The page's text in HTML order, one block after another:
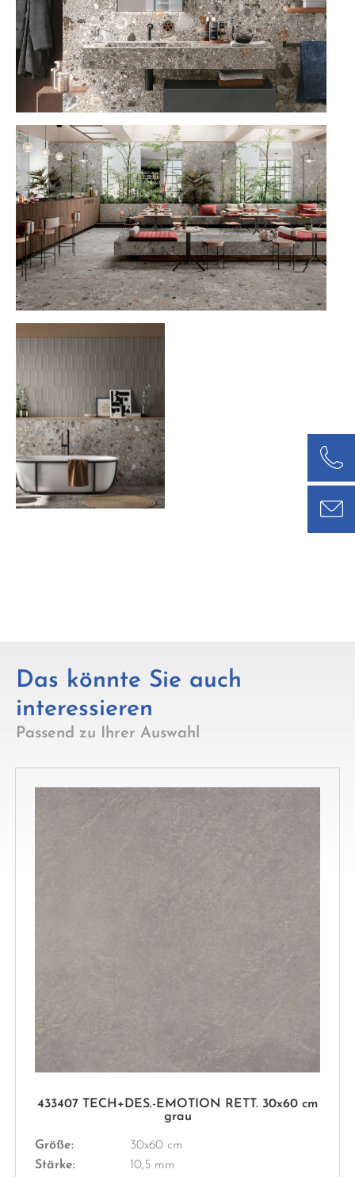
Das könnte Sie auch
interessieren
433407 TECH+DES.-EMOTION RETT. 30x60 cm
grau
Größe:
30x60 cm
Stärke:
10,5 mm